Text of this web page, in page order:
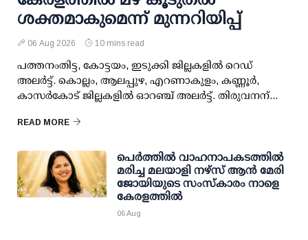
ശക്തമാകുമെന്ന് മുന്നറിയിപ്പ്
06 Aug 2026 10 mins read
പത്തനംതിട്ട, കോട്ടയം, ഇടുക്കി ജില്ലകളില്‍ റെഡ്
അലര്‍ട്ട്. കൊല്ലം, ആലപ്പുഴ, എറണാകുളം, കണ്ണൂര്‍,
കാസര്‍കോട് ജില്ലകളില്‍ ഓറഞ്ച് അലര്‍ട്ട്. തിരുവനന്...
READ MORE
പെർത്തിൽ വാഹനാപകടത്തിൽ
മരിച്ച മലയാളി നഴ്സ് ആൻ മേരി
ജോയിയുടെ സംസ്കാരം നാളെ
കേരളത്തിൽ
06 Aug